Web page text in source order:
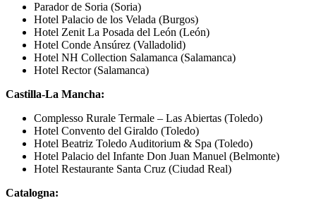
Parador de Soria (Soria)
Hotel Palacio de los Velada (Burgos)
Hotel Zenit La Posada del León (León)
Hotel Conde Ansúrez (Valladolid)
Hotel NH Collection Salamanca (Salamanca)
Hotel Rector (Salamanca)
Castilla-La Mancha:
Complesso Rurale Termale – Las Abiertas (Toledo)
Hotel Convento del Giraldo (Toledo)
Hotel Beatriz Toledo Auditorium & Spa (Toledo)
Hotel Palacio del Infante Don Juan Manuel (Belmonte)
Hotel Restaurante Santa Cruz (Ciudad Real)
Catalogna: